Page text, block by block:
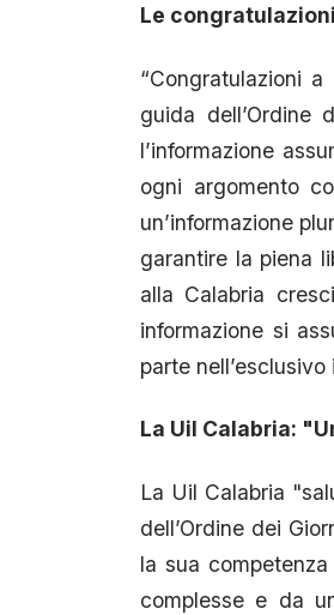
Le
“Congratulazioni
guida dell’Ordine
l’informazione
ogni argomento
un’informazione
garantire la piena
alla Calabria
informazione si
parte
La Uil Calabria:
La Uil Calabria
dell’Ordine dei
la sua
complesse e da